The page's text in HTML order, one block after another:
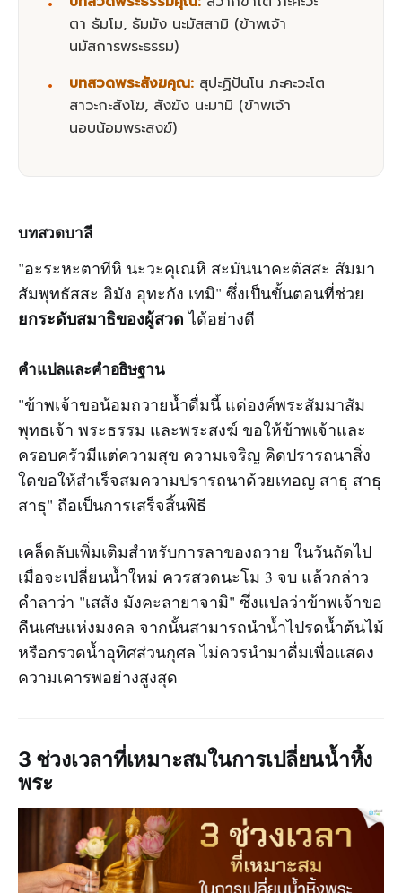
ตา ธัมโม, ธัมมัง นะมัสสามิ (ข้าพเจ้า
นมัสการพระธรรม)
บทสวดพระสังฆคุณ: สุปะฏิปันโน ภะคะวะโต
สาวะกะสังโฆ, สังฆัง นะมามิ (ข้าพเจ้า
นอบน้อมพระสงฆ์)
บทสวดบาลี
"อะระหะตาทีหิ นะวะคุเณหิ สะมันนาคะตัสสะ สัมมา
สัมพุทธัสสะ อิมัง อุทะกัง เทมิ" ซึ่งเป็นขั้นตอนที่ช่วย
ยกระดับสมาธิของผู้สวด ได้อย่างดี
คำแปลและคำอธิษฐาน
"ข้าพเจ้าขอน้อมถวายน้ำดื่มนี้ แด่องค์พระสัมมาสัม
พุทธเจ้า พระธรรม และพระสงฆ์ ขอให้ข้าพเจ้าและ
ครอบครัวมีแต่ความสุข ความเจริญ คิดปรารถนาสิ่ง
ใดขอให้สำเร็จสมความปรารถนาด้วยเทอญ สาธุ สาธุ
สาธุ" ถือเป็นการเสร็จสิ้นพิธี
เคล็ดลับเพิ่มเติมสำหรับการลาของถวาย ในวันถัดไป
เมื่อจะเปลี่ยนน้ำใหม่ ควรสวดนะโม 3 จบ แล้วกล่าว
คำลาว่า "เสสัง มังคะลายาจามิ" ซึ่งแปลว่าข้าพเจ้าขอ
คืนเศษแห่งมงคล จากนั้นสามารถนำน้ำไปรดน้ำต้นไม้
หรือกรวดน้ำอุทิศส่วนกุศล ไม่ควรนำมาดื่มเพื่อแสดง
ความเคารพอย่างสูงสุด
3 ช่วงเวลาที่เหมาะสมในการเปลี่ยนน้ำหิ้ง
พระ